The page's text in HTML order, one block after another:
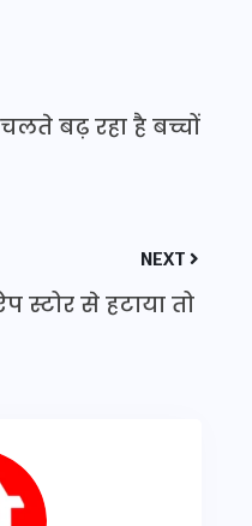
बढ़ रहा है बच्चों
NEXT
से हटाया तो